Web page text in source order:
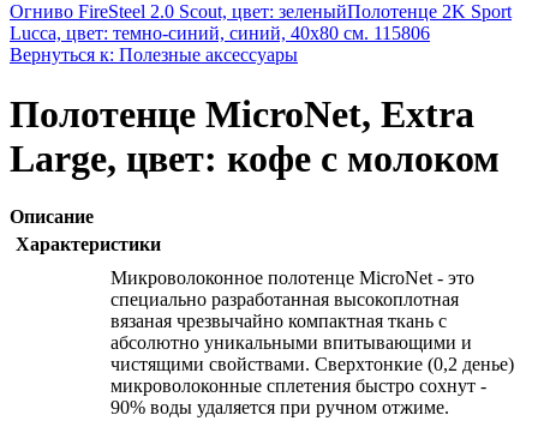
Огниво FireSteel 2.0 Scout, цвет: зеленыйПолотенце 2K Sport
Lucca, цвет: темно-синий, синий, 40х80 см. 115806
Вернуться к: Полезные аксессуары
Полотенце MicroNet, Extra
Large, цвет: кофе с молоком
Описание
Характеристики
Микроволоконное полотенце MicroNet - это
специально разработанная высокоплотная
вязаная чрезвычайно компактная ткань с
абсолютно уникальными впитывающими и
чистящими свойствами. Сверхтонкие (0,2 денье)
микроволоконные сплетения быстро сохнут -
90% воды удаляется при ручном отжиме.